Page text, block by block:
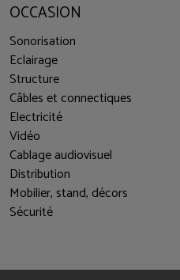
OCCASION
Sonorisation
Eclairage
Structure
Câbles et connectiques
Electricité
Vidéo
Cablage audiovisuel
Distribution
Mobilier, stand, décors
Sécurité